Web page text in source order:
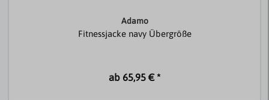
Adamo
Fitnessjacke navy Übergröße
ab 65,95 € *